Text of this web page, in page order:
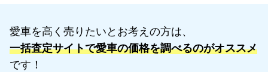
愛車を高く売りたいとお考えの方は、
一括査定サイトで愛車の価格を調べるのがオススメ
です！